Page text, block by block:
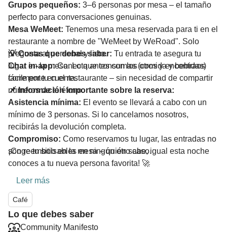
Grupos pequeños: 3–6 personas por mesa – el tamaño
perfecto para conversaciones genuinas.
Mesa WeMeet: Tenemos una mesa reservada para ti en el
restaurante a nombre de "WeMeet by WeRoad". Solo
pregunta al personal y listo.
Chat in-app:Conecta antes con los otros y encontraos
fácilmente en el restaurante – sin necesidad de compartir
números de teléfono.
💡 Cosas que debes saber: Tu entrada te asegura tu
lugar en la mesa. Lo que consumas (comida y bebidas)
corre por tu cuenta.
📌 Información importante sobre la reserva:
Asistencia mínima: El evento se llevará a cabo con un
mínimo de 3 personas. Si lo cancelamos nosotros,
recibirás la devolución completa.
Compromiso: Como reservamos tu lugar, las entradas no
son reembolsables en ningún otro caso.
¡Coge tu sitio en la mesa – quién sabe, igual esta noche
conoces a tu nueva persona favorita! 🚀
Leer más
Café
Lo que debes saber
Community Manifesto